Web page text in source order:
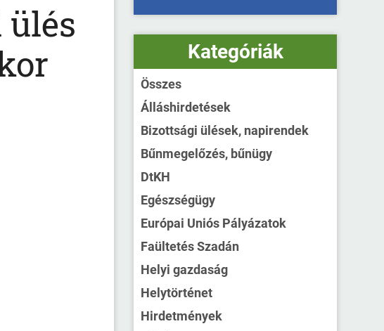
Kategóriák
Összes
Álláshirdetések
Bizottsági ülések, napirendek
Bűnmegelőzés, bűnügy
DtKH
Egészségügy
Európai Uniós Pályázatok
Faültetés Szadán
Helyi gazdaság
Helytörténet
Hirdetmények